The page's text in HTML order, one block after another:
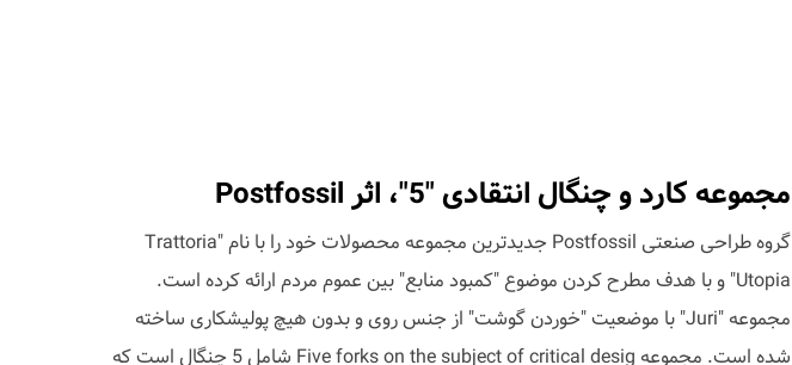
مجموعه کارد و چنگال انتقادی "5"، اثر Postfossil
گروه طراحی صنعتی Postfossil جدیدترین مجموعه محصولات خود را با نام "Trattoria
Utopia" و با هدف مطرح کردن موضوع "کمبود منابع" بین عموم مردم ارائه کرده است.
مجموعه "Juri" با موضعیت "خوردن گوشت" از جنس روی و بدون هیچ پولیشکاری ساخته
شده است. مجموعه Five forks on the subject of critical desig شامل 5 چنگال است که